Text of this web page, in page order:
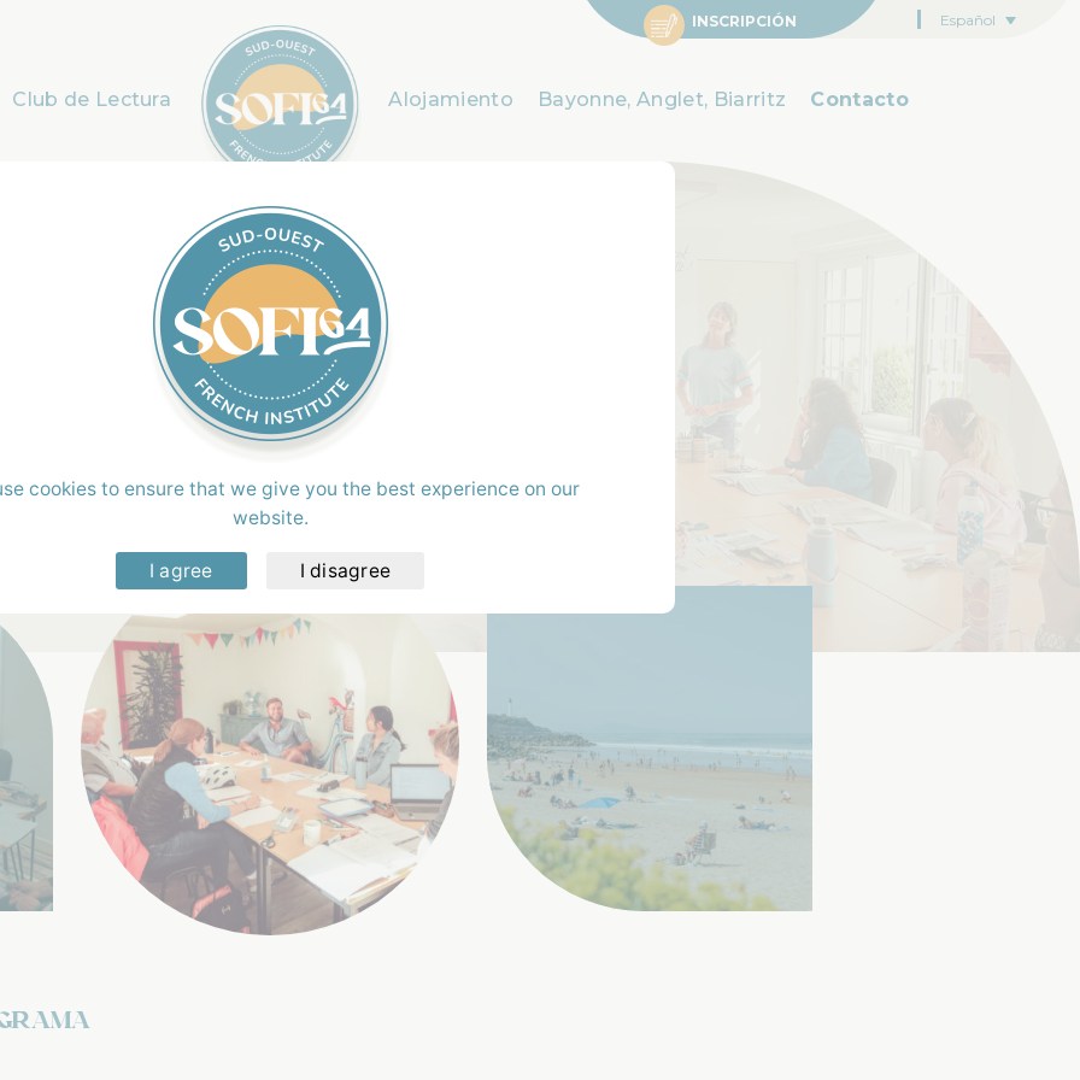
INSCRIPCIÓN Español
Club de Lectura Alojamiento Bayonne, Anglet, Biarritz Contacto
a desarrollar tus conocimientos del
aprovechar el resto del día visitando la
progresarás tucomunicación en
cookies to ensure that we give you the best experience on our
website.
I agree I disagree